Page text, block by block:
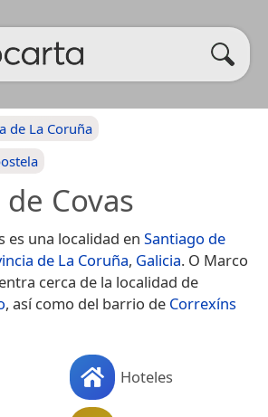
de La Coruña
Covas
es una localidad en Santiago de
de La Coruña, Galicia. O Marco
cerca de la localidad de
, así como del barrio de Correxíns
Hoteles